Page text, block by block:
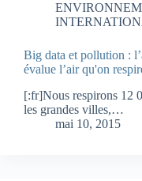
Big data et pollution :
évalue l’air qu'on
[:fr]Nous respirons 12
les grandes villes,…
mai 10, 2015